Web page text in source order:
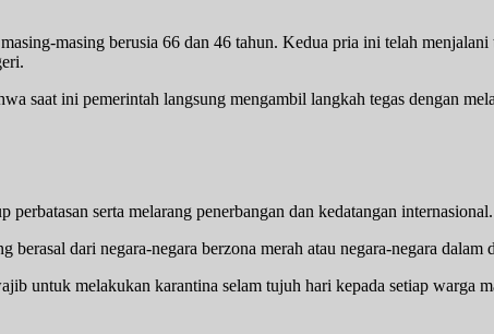
masing berusia 66 dan 46 tahun. Kedua pria ini telah
saat ini pemerintah langsung mengambil langkah tegas dengan
serta melarang penerbangan dan kedatangan internasional.
dari negara-negara berzona merah atau negara-negara
untuk melakukan karantina selam tujuh hari kepada setiap warga